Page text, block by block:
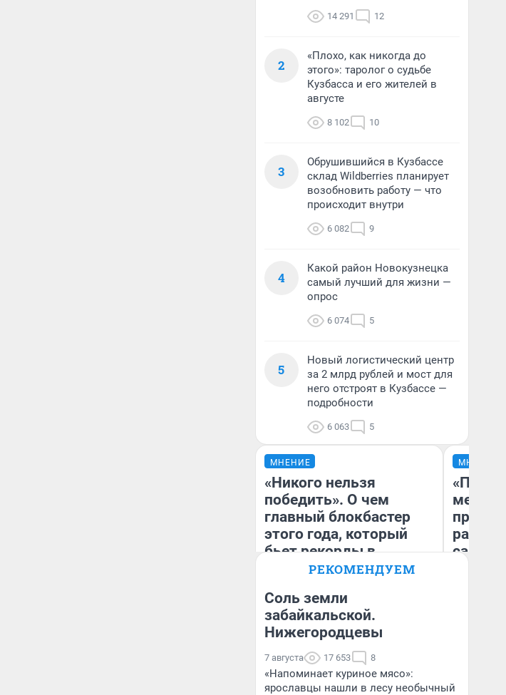
14 291 12
2
«Плохо, как никогда до
этого»: таролог о судьбе
Кузбасса и его жителей в
августе
8 102 10
3
Обрушившийся в Кузбассе
склад Wildberries планирует
возобновить работу — что
происходит внутри
6 082 9
4
Какой район Новокузнецка
самый лучший для жизни —
опрос
6 074 5
5
Новый логистический центр
за 2 млрд рублей и мост для
него отстроят в Кузбассе —
подробности
6 063 5
МНЕНИЕ
«Никого нельзя
победить». О чем
главный блокбастер
этого года, который
бьет рекорды в
прокате: честный
Нолана
Эксперт
МНЕНИЕ
самом
РЕКОМЕНДУЕМ
Соль земли
забайкальской.
Нижегородцевы
7 августа 17 653 8
«Напоминает куриное мясо»:
ярославцы нашли в лесу необычный